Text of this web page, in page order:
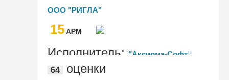
"РИГЛА"
ООО "РИГЛА"
15AРМ
Исполнитель: "Аксиома-Софт"
64
оценки